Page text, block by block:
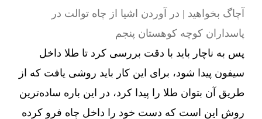
آچاگ بخواهید | در آوردن اشیا از چاه توالت در
پاسداران کوچه کوهستان پنجم
پس به ناچار باید با دقت بررسی کرد تا طلا داخل
سیفون پیدا شود، برای این کار باید روشی یافت که از
طریق آن بتوان طلا را پیدا کرد، در این باره ساده‌ترین
روش این است که دست خود را داخل چاه فرو کرده